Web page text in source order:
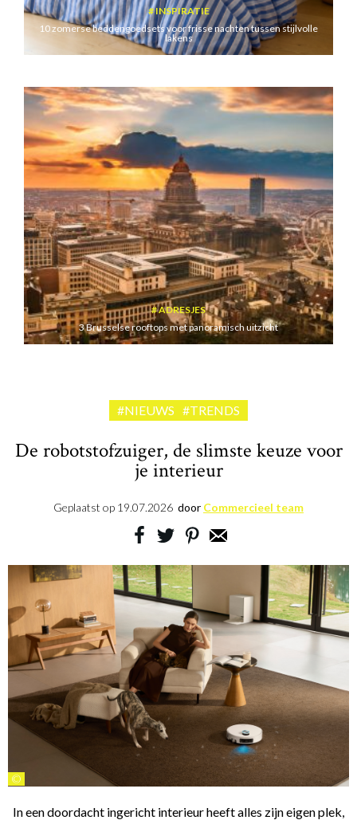
INSPIRATIE
10 zomerse beddengoedsets voor frisse nachten tussen stijlvolle
lakens
ADRESJES
3 Brusselse rooftops met panoramisch uitzicht
#NIEUWS #TRENDS
De robotstofzuiger, de slimste keuze voor
je interieur
Geplaatst op 19.07.2026 door Commercieel team
©
In een doordacht ingericht interieur heeft alles zijn eigen plek,